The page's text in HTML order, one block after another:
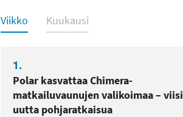
Luetuimmat
Viikko Kuukausi
1.
Polar kasvattaa Chimera-
matkailuvaunujen valikoimaa – viisi
uutta pohjaratkaisua